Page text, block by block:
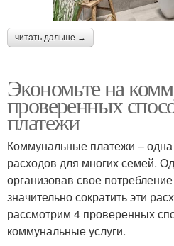
читать дальше →
Экономьте на
проверенных
платежи
Коммунальные платежи – одна
расходов для многих семей.
организовав свое
значительно сократить эти
рассмотрим 4 проверенных
коммунальные услуги.